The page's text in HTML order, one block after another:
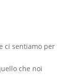
ci sentiamo per
che noi